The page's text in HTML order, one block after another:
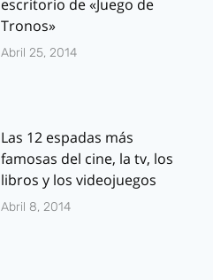
escritorio de «Juego de
Tronos»
Abril 25, 2014
Las 12 espadas más
famosas del cine, la tv, los
libros y los videojuegos
Abril 8, 2014